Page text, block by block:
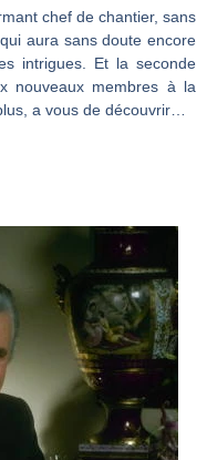
chef de chantier, sans
aura sans doute encore
intrigues. Et la seconde
nouveaux membres à la
a vous de découvrir…